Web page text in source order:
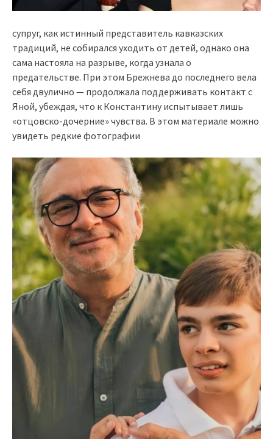
супруг, как истинный представитель кавказских
традиций, не собирался уходить от детей, однако она
сама настояла на разрыве, когда узнала о
предательстве. При этом Брежнева до последнего вела
себя двулично — продолжала поддерживать контакт с
Яной, убеждая, что к Константину испытывает лишь
«отцовско-дочерние» чувства. В этом материале можно
увидеть редкие фотографии